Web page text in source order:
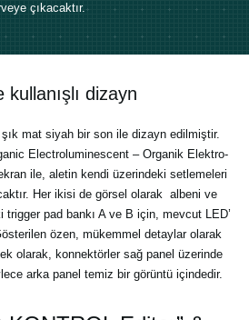
çıkacaktır.
kullanışlı dizayn
şık mat siyah bir son ile dizayn edilmiştir.
Electroluminescent – Organik Elektro-
ile, aletin kendi üzerindeki setlemeleri
Her ikisi de görsel olarak albeni ve
pad bankı A ve B için, mevcut LED’
özen, mükemmel detaylar olarak
olarak, konnektörler sağ panel üzerinde
arka panel temiz bir görüntü içindedir.